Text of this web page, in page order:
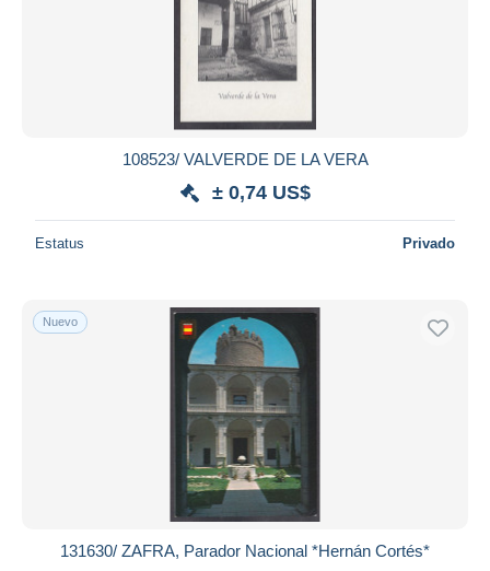
108523/ VALVERDE DE LA VERA
± 0,74 US$
Estatus Privado
Nuevo
131630/ ZAFRA, Parador Nacional *Hernán Cortés*